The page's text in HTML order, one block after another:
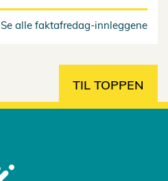
Se alle faktafredag-innleggene
TIL TOPPEN